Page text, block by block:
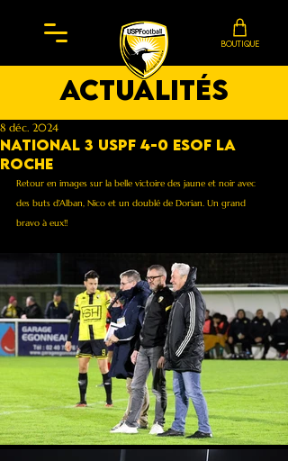
BOUTIQUE
actualités
National 3 Uspf 4-0 Esof La
Roche
8 déc. 2024
Retour en images sur la belle victoire des jaune et noir avec
des buts d'Alban, Nico et un doublé de Dorian. Un grand
bravo à eux!!